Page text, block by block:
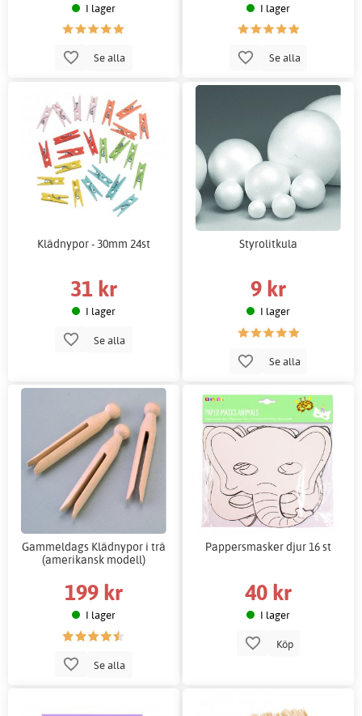
I lager
Se alla
I lager
Se alla
Klädnypor - 30mm 24st
31 kr
I lager
Se alla
Styrolitkula
9 kr
I lager
Se alla
Gammeldags Klädnypor i trä
(amerikansk modell)
199 kr
I lager
Se alla
Pappersmasker djur 16 st
40 kr
I lager
Köp